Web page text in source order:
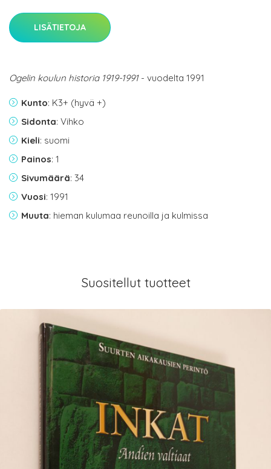
LISÄTIETOJA
Ogelin koulun historia 1919-1991- vuodelta 1991
Kunto: K3+ (hyvä +)
Sidonta: Vihko
Kieli: suomi
Painos: 1
Sivumäärä: 34
Vuosi: 1991
Muuta: hieman kulumaa reunoilla ja kulmissa
Suositellut tuotteet